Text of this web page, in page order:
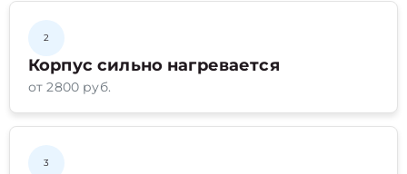
2
Корпус сильно нагревается
от 2800 руб.
3